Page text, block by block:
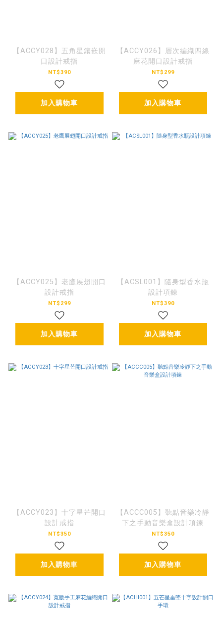
【ACCY028】五角星鑲嵌開
口設計戒指
NT$390
加入購物車
【ACCY026】層次編織四線
麻花開口設計戒指
NT$299
加入購物車
【ACCY025】老鷹展翅開口
設計戒指
NT$299
加入購物車
【ACSL001】隨身型香水瓶
設計項鍊
NT$390
加入購物車
【ACCY023】十字星芒開口
設計戒指
NT$350
加入購物車
【ACCC005】聽點音樂冷靜
下之手動音樂盒設計項鍊
NT$350
加入購物車